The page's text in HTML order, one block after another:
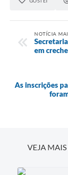
NOTÍCIA
em
As inscrições
VEJA